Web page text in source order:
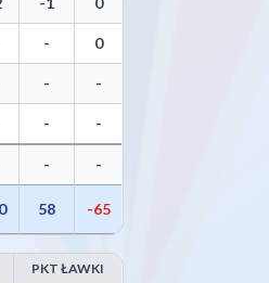
- 0
- -
- -
- -
58 -65
PKT ŁAWKI